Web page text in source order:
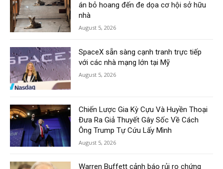
án bỏ hoang đến đe dọa cơ hội sở hữu
nhà
August 5, 2026
SpaceX sẵn sàng cạnh tranh trực tiếp
với các nhà mạng lớn tại Mỹ
August 5, 2026
Chiến Lược Gia Kỳ Cựu Và Huyền Thoại
Đưa Ra Giả Thuyết Gây Sốc Về Cách
Ông Trump Tự Cứu Lấy Mình
August 5, 2026
Warren Buffett cảnh báo rủi ro chứng